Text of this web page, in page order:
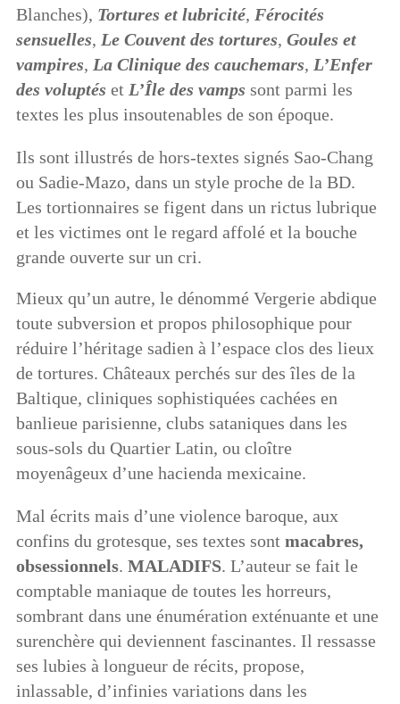
Blanches), Tortures et lubricité, Férocités
sensuelles, Le Couvent des tortures, Goules et
vampires, La Clinique des cauchemars, L’Enfer
des voluptés et L’Île des vamps sont parmi les
textes les plus insoutenables de son époque.
Ils sont illustrés de hors-textes signés Sao-Chang
ou Sadie-Mazo, dans un style proche de la BD.
Les tortionnaires se figent dans un rictus lubrique
et les victimes ont le regard affolé et la bouche
grande ouverte sur un cri.
Mieux qu’un autre, le dénommé Vergerie abdique
toute subversion et propos philosophique pour
réduire l’héritage sadien à l’espace clos des lieux
de tortures. Châteaux perchés sur des îles de la
Baltique, cliniques sophistiquées cachées en
banlieue parisienne, clubs sataniques dans les
sous-sols du Quartier Latin, ou cloître
moyenâgeux d’une hacienda mexicaine.
Mal écrits mais d’une violence baroque, aux
confins du grotesque, ses textes sont macabres,
obsessionnels. MALADIFS. L’auteur se fait le
comptable maniaque de toutes les horreurs,
sombrant dans une énumération exténuante et une
surenchère qui deviennent fascinantes. Il ressasse
ses lubies à longueur de récits, propose,
inlassable, d’infinies variations dans les